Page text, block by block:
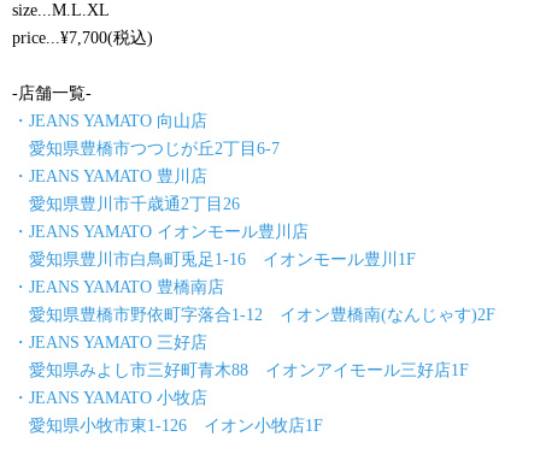
size...M.L.XL
price...¥7,700(税込)
-店舗一覧-
・JEANS YAMATO 向山店
愛知県豊橋市つつじが丘2丁目6-7
・JEANS YAMATO 豊川店
愛知県豊川市千歳通2丁目26
・JEANS YAMATO イオンモール豊川店
愛知県豊川市白鳥町兎足1-16 イオンモール豊川1F
・JEANS YAMATO 豊橋南店
愛知県豊橋市野依町字落合1-12 イオン豊橋南(なんじゃす)2F
・JEANS YAMATO 三好店
愛知県みよし市三好町青木88 イオンアイモール三好店1F
・JEANS YAMATO 小牧店
愛知県小牧市東1-126 イオン小牧店1F